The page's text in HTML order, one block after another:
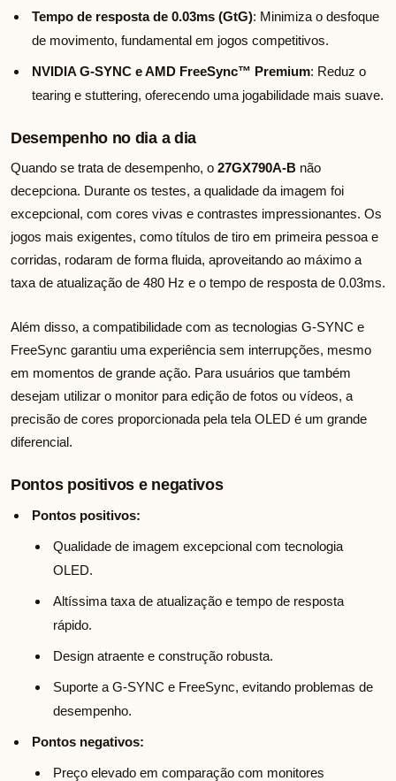
Tempo de resposta de 0.03ms (GtG): Minimiza o desfoque
de movimento, fundamental em jogos competitivos.
NVIDIA G-SYNC e AMD FreeSync™ Premium: Reduz o
tearing e stuttering, oferecendo uma jogabilidade mais suave.
Desempenho no dia a dia
Quando se trata de desempenho, o 27GX790A-B não
decepciona. Durante os testes, a qualidade da imagem foi
excepcional, com cores vivas e contrastes impressionantes. Os
jogos mais exigentes, como títulos de tiro em primeira pessoa e
corridas, rodaram de forma fluida, aproveitando ao máximo a
taxa de atualização de 480 Hz e o tempo de resposta de 0.03ms.
Além disso, a compatibilidade com as tecnologias G-SYNC e
FreeSync garantiu uma experiência sem interrupções, mesmo
em momentos de grande ação. Para usuários que também
desejam utilizar o monitor para edição de fotos ou vídeos, a
precisão de cores proporcionada pela tela OLED é um grande
diferencial.
Pontos positivos e negativos
Pontos positivos:
Qualidade de imagem excepcional com tecnologia
OLED.
Altíssima taxa de atualização e tempo de resposta
rápido.
Design atraente e construção robusta.
Suporte a G-SYNC e FreeSync, evitando problemas de
desempenho.
Pontos negativos:
Preço elevado em comparação com monitores